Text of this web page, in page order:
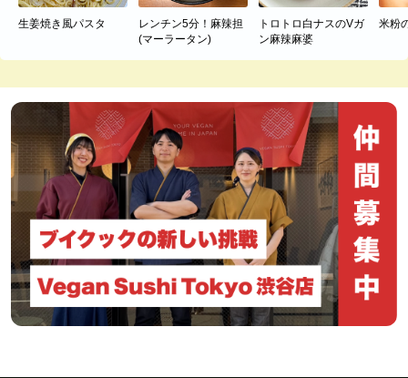
生姜焼き風パスタ
レンチン5分！麻辣担
(マーラータン)
トロトロ白ナスのVガ
ン麻辣麻婆
米粉